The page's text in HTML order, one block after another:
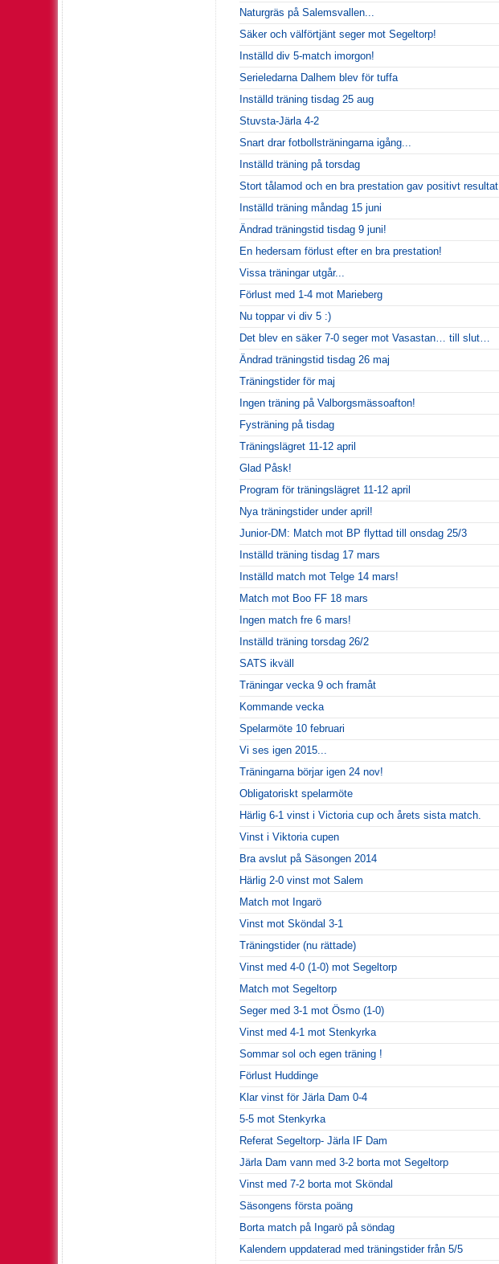
Naturgräs på Salemsvallen...
Säker och välförtjänt seger mot Segeltorp!
Inställd div 5-match imorgon!
Serieledarna Dalhem blev för tuffa
Inställd träning tisdag 25 aug
Stuvsta-Järla 4-2
Snart drar fotbollsträningarna igång...
Inställd träning på torsdag
Stort tålamod och en bra prestation gav positivt resultat
Inställd träning måndag 15 juni
Ändrad träningstid tisdag 9 juni!
En hedersam förlust efter en bra prestation!
Vissa träningar utgår...
Förlust med 1-4 mot Marieberg
Nu toppar vi div 5 :)
Det blev en säker 7-0 seger mot Vasastan… till slut…
Ändrad träningstid tisdag 26 maj
Träningstider för maj
Ingen träning på Valborgsmässoafton!
Fysträning på tisdag
Träningslägret 11-12 april
Glad Påsk!
Program för träningslägret 11-12 april
Nya träningstider under april!
Junior-DM: Match mot BP flyttad till onsdag 25/3
Inställd träning tisdag 17 mars
Inställd match mot Telge 14 mars!
Match mot Boo FF 18 mars
Ingen match fre 6 mars!
Inställd träning torsdag 26/2
SATS ikväll
Träningar vecka 9 och framåt
Kommande vecka
Spelarmöte 10 februari
Vi ses igen 2015...
Träningarna börjar igen 24 nov!
Obligatoriskt spelarmöte
Härlig 6-1 vinst i Victoria cup och årets sista match.
Vinst i Viktoria cupen
Bra avslut på Säsongen 2014
Härlig 2-0 vinst mot Salem
Match mot Ingarö
Vinst mot Sköndal 3-1
Träningstider (nu rättade)
Vinst med 4-0 (1-0) mot Segeltorp
Match mot Segeltorp
Seger med 3-1 mot Ösmo (1-0)
Vinst med 4-1 mot Stenkyrka
Sommar sol och egen träning !
Förlust Huddinge
Klar vinst för Järla Dam 0-4
5-5 mot Stenkyrka
Referat Segeltorp- Järla IF Dam
Järla Dam vann med 3-2 borta mot Segeltorp
Vinst med 7-2 borta mot Sköndal
Säsongens första poäng
Borta match på Ingarö på söndag
Kalendern uppdaterad med träningstider från 5/5